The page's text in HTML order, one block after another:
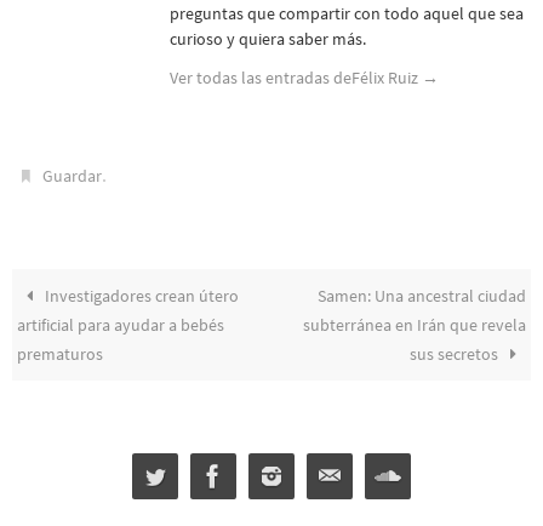
preguntas que compartir con todo aquel que sea
curioso y quiera saber más.
Ver todas las entradas deFélix Ruiz →
Guardar.
Investigadores crean útero
artificial para ayudar a bebés
prematuros
Samen: Una ancestral ciudad
subterránea en Irán que revela
sus secretos